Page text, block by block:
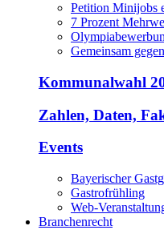
Petition Minijobs
7 Prozent
Gemeinsam
Kommunalwahl
Zahlen, Daten,
Events
Bayerischer
Gastrofrühling
Web-
Branchenrecht